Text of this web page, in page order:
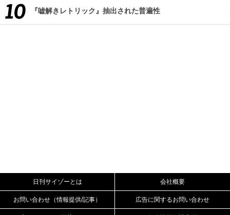
『嘘解きレトリック』抽出された普遍性
日刊サイゾーとは 会社概要
お問い合わせ（情報提供/記事） 広告に関するお問い合わせ